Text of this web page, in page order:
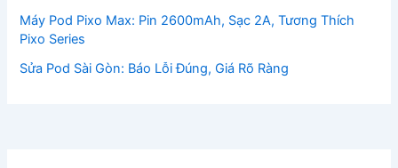
Máy Pod Pixo Max: Pin 2600mAh, Sạc 2A, Tương Thích
Pixo Series
Sửa Pod Sài Gòn: Báo Lỗi Đúng, Giá Rõ Ràng